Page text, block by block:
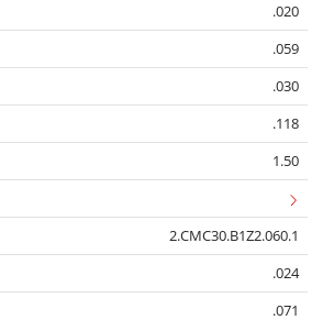
.020
.059
.030
.118
1.50
2.CMC30.B1Z2.060.1
.024
.071